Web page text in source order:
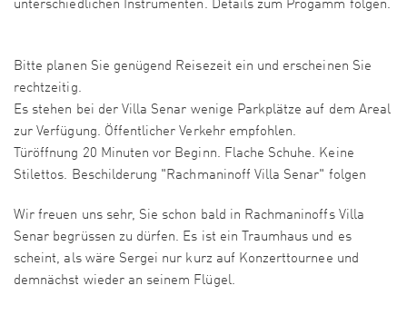
unterschiedlichen Instrumenten. Details zum Progamm folgen.
Bitte planen Sie genügend Reisezeit ein und erscheinen Sie
rechtzeitig.
Es stehen bei der Villa Senar wenige Parkplätze auf dem Areal
zur Verfügung. Öffentlicher Verkehr empfohlen.
Türöffnung 20 Minuten vor Beginn. Flache Schuhe. Keine
Stilettos. Beschilderung "Rachmaninoff Villa Senar" folgen
Wir freuen uns sehr, Sie schon bald in Rachmaninoffs Villa
Senar begrüssen zu dürfen. Es ist ein Traumhaus und es
scheint, als wäre Sergei nur kurz auf Konzerttournee und
demnächst wieder an seinem Flügel.